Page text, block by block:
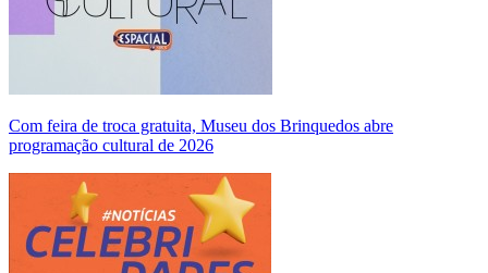
Com feira de troca gratuita, Museu dos Brinquedos abre
programação cultural de 2026